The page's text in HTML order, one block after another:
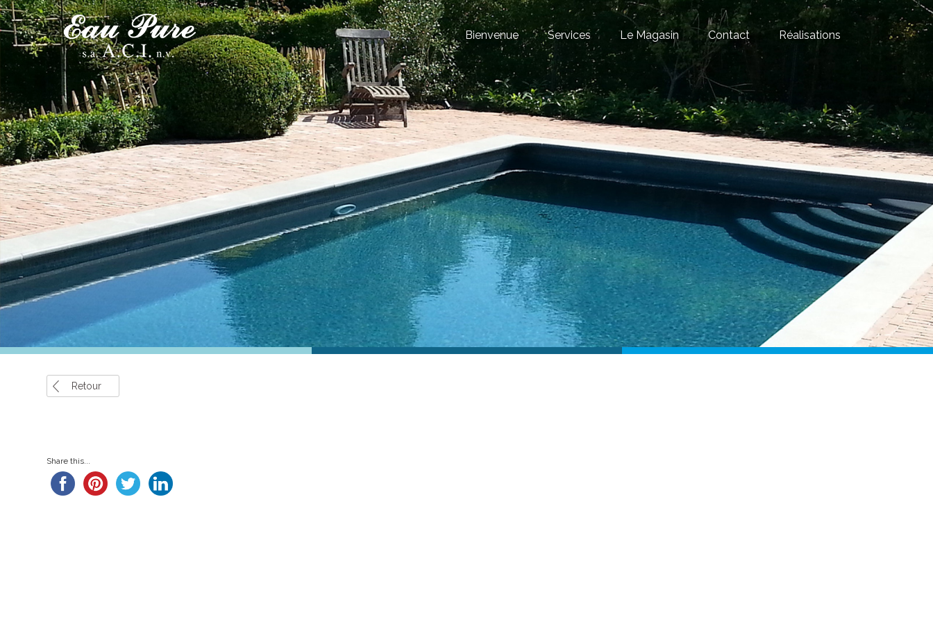
Bienvenue Services Le Magasin Contact Réalisations
Retour
Share this...